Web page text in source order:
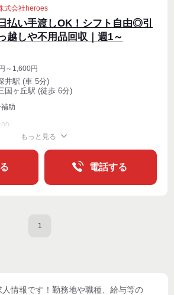
式会社heroes
日払い手渡しOK！シフト自由◎引
越しや不用品回収｜週1～
～1,600円
井駅 (車 5分)
国ヶ丘駅 (徒歩 6分)
補助
もっと見る
電話する
1
人情報です！勤務地や職種、給与等の